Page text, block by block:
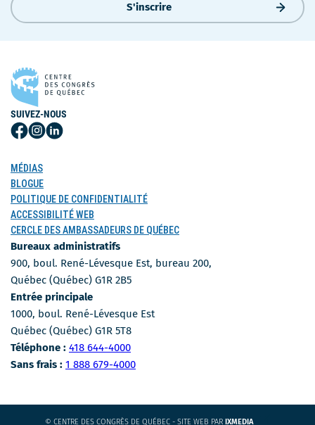
S'inscrire
SUIVEZ-NOUS
Suivez-
sur
Facebook
Suivez-
Instagram
Suivez-
MÉDIAS
BLOGUE
POLITIQUE DE CONFIDENTIALITÉ
ACCESSIBILITÉ WEB
CERCLE DES AMBASSADEURS DE QUÉBEC
Bureaux administratifs
900, boul. René-Lévesque Est, bureau 200,
Québec (Québec) G1R 2B5
Entrée principale
1000, boul. René-Lévesque Est
Québec (Québec) G1R 5T8
Téléphone : Numéro de téléphone
418 644-4000
Sans frais : Numéro sans-frais
1 888 679-4000
© CENTRE DES CONGRÈS DE QUÉBEC - SITE WEB PAR IXMEDIACE